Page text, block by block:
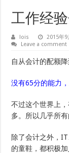
工作经
lois 2015年9
Leave a comment
自从会计的配额
没有65分的能力
不过这个世界上
多。所以几乎所
除了会计之外，
的童鞋，都积极